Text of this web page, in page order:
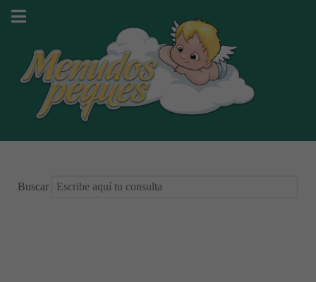
Buscar